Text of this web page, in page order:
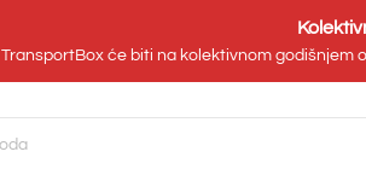
TransportBox će biti na kolektivnom godišnjem